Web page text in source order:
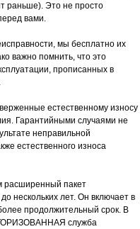
раньше). Это не просто
вами.
мы бесплатно их
важно помнить, что это
прописанных в
естественному износу
Гарантийными случаями не
неправильной
естественного износа
расширенный пакет
нескольких лет. Он включает в
продолжительный срок. В
служба